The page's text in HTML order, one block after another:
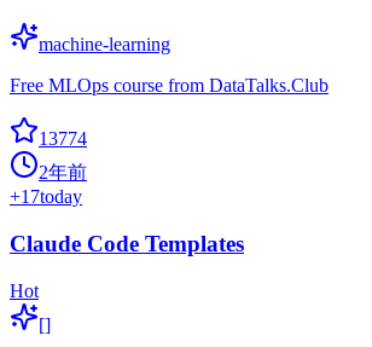
machine-learning
Free MLOps course from DataTalks.Club
13774
2年前
+17today
Claude Code Templates
Hot
[]